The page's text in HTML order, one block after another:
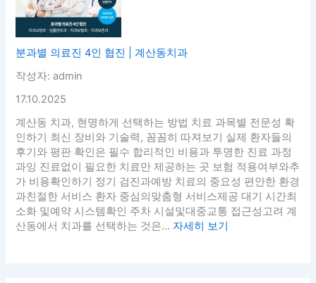
분과별 의료진 4인 협진 | 계산동치과
작성자: admin
17.10.2025
계산동 치과, 현명하게 선택하는 방법 치료 과목별 전문성 확
인하기 최신 장비와 기술력, 꼼꼼히 따져보기 실제 환자들의
후기와 평판 확인은 필수 합리적인 비용과 투명한 진료 과정
과잉 진료없이 필요한 치료만 제공하는 곳 보험 적용여부와추
가 비용확인하기 정기 검진과예방 치료의 중요성 편안한 환경
과친절한 서비스 환자 중심의맞춤형 서비스제공 대기 시간최
소화 및예약 시스템확인 주차 시설및대중교통 접근성고려 계
산동에서 치과를 선택하는 것은... 자세히 보기